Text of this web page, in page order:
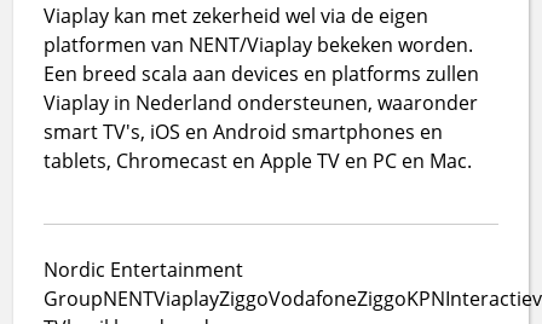
Viaplay kan met zekerheid wel via de eigen
platformen van NENT/Viaplay bekeken worden.
Een breed scala aan devices en platforms zullen
Viaplay in Nederland ondersteunen, waaronder
smart TV's, iOS en Android smartphones en
tablets, Chromecast en Apple TV en PC en Mac.
Nordic Entertainment
GroupNENTViaplayZiggoVodafoneZiggoKPN